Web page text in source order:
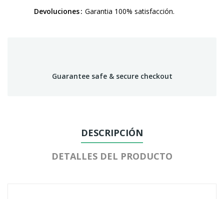
Devoluciones Garantia 100% satisfacción.
Guarantee safe & secure checkout
DESCRIPCIÓN
DETALLES DEL PRODUCTO